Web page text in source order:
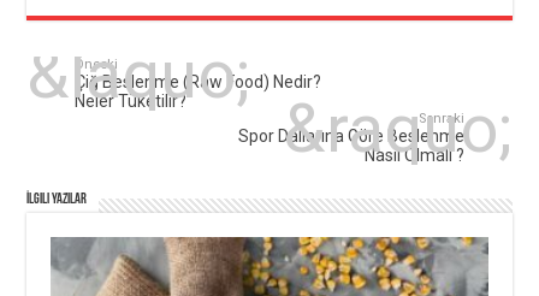
Önceki
Çiğ Beslenme (Raw Food) Nedir?
Neler Tüketilir?
Sonraki
Spor Dallarına Göre Beslenme
Nasıl Olmalı ?
İlgili Yazılar